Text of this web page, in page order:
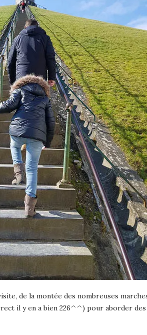
de la montée des nombreuses
il y en a bien 226^^) pour aborder